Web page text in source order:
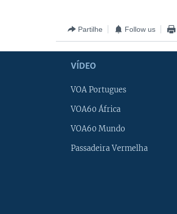
Partilhe Follow us
VÍDEO
VOA Portugues
VOA60 África
VOA60 Mundo
Passadeira Vermelha